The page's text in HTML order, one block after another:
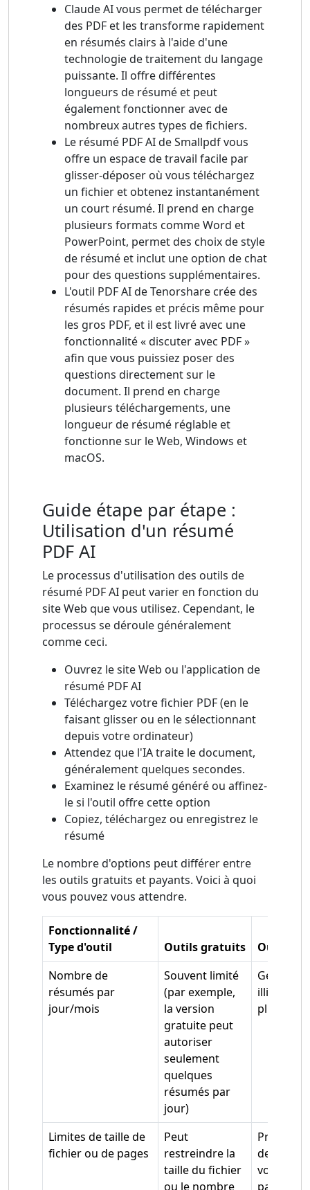
Claude AI vous permet de télécharger
des PDF et les transforme rapidement
en résumés clairs à l'aide d'une
technologie de traitement du langage
puissante. Il offre différentes
longueurs de résumé et peut
également fonctionner avec de
nombreux autres types de fichiers.
Le résumé PDF AI de Smallpdf vous
offre un espace de travail facile par
glisser-déposer où vous téléchargez
un fichier et obtenez instantanément
un court résumé. Il prend en charge
plusieurs formats comme Word et
PowerPoint, permet des choix de style
de résumé et inclut une option de chat
pour des questions supplémentaires.
L'outil PDF AI de Tenorshare crée des
résumés rapides et précis même pour
les gros PDF, et il est livré avec une
fonctionnalité « discuter avec PDF »
afin que vous puissiez poser des
questions directement sur le
document. Il prend en charge
plusieurs téléchargements, une
longueur de résumé réglable et
fonctionne sur le Web, Windows et
macOS.
Guide étape par étape :
Utilisation d'un résumé
PDF AI
Le processus d'utilisation des outils de
résumé PDF AI peut varier en fonction du
site Web que vous utilisez. Cependant, le
processus se déroule généralement
comme ceci.
Ouvrez le site Web ou l'application de
résumé PDF AI
Téléchargez votre fichier PDF (en le
faisant glisser ou en le sélectionnant
depuis votre ordinateur)
Attendez que l'IA traite le document,
généralement quelques secondes.
Examinez le résumé généré ou affinez-
le si l'outil offre cette option
Copiez, téléchargez ou enregistrez le
résumé
Le nombre d'options peut différer entre
les outils gratuits et payants. Voici à quoi
vous pouvez vous attendre.
Fonctionnalité /
Type d'outil
Outils gratuits
Outils
Nombre de
résumés par
jour/mois
Souvent limité
(par exemple,
la version
gratuite peut
autoriser
seulement
quelques
résumés par
jour)
illimité
plus
Limites de taille de
fichier ou de pages
Peut
restreindre la
taille du fichier
ou le nombre
Prise en
de
parfois